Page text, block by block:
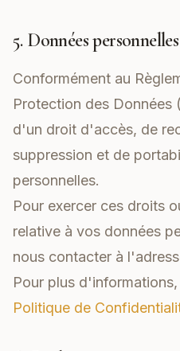
5. Données personnelles
Conformément au
Protection des Données
d'un droit d'accès, de
suppression et de
personnelles.
Pour exercer ces droits
relative à vos données
nous contacter à
Pour plus
Politique de